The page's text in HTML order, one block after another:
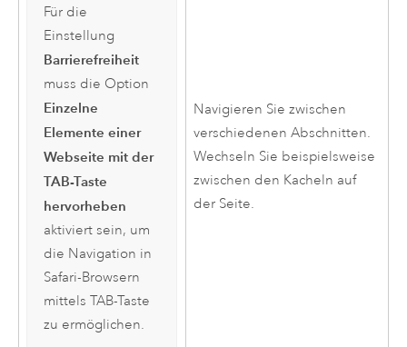
Für die
Einstellung
Barrierefreiheit
muss die Option
Einzelne
Elemente einer
Webseite mit der
TAB-Taste
hervorheben
aktiviert sein, um
die Navigation in
Safari-Browsern
mittels TAB-Taste
zu ermöglichen.
Navigieren Sie zwischen
verschiedenen Abschnitten.
Wechseln Sie beispielsweise
zwischen den Kacheln auf
der Seite.